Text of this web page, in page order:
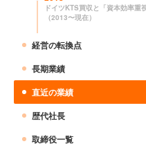
ドイツKTS買収と「資本効率重
（2013〜現在）
経営の転換点
長期業績
直近の業績
歴代社長
取締役一覧